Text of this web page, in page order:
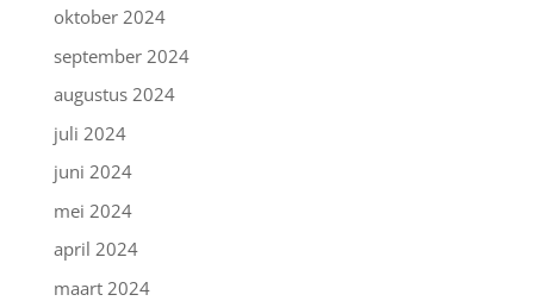
oktober 2024
september 2024
augustus 2024
juli 2024
juni 2024
mei 2024
april 2024
maart 2024